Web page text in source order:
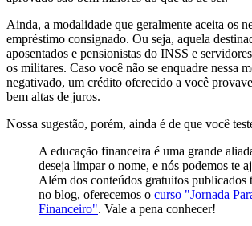
Ainda, a modalidade que geralmente aceita os
empréstimo consignado. Ou seja, aquela
aposentados e pensionistas do INSS e
os militares. Caso você não se enquadre nessa
negativado, um crédito oferecido a você
bem altas de juros.
Nossa sugestão, porém, ainda é de que você
A educação financeira é uma grande
deseja limpar o nome, e nós podemos te
Além dos conteúdos gratuitos publicados
no blog, oferecemos o curso "Jornada
Financeiro". Vale a pena conhecer!